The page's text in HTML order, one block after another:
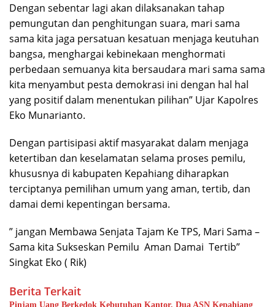
Dengan sebentar lagi akan dilaksanakan tahap
pemungutan dan penghitungan suara, mari sama
sama kita jaga persatuan kesatuan menjaga keutuhan
bangsa, menghargai kebinekaan menghormati
perbedaan semuanya kita bersaudara mari sama sama
kita menyambut pesta demokrasi ini dengan hal hal
yang positif dalam menentukan pilihan” Ujar Kapolres
Eko Munarianto.
Dengan partisipasi aktif masyarakat dalam menjaga
ketertiban dan keselamatan selama proses pemilu,
khususnya di kabupaten Kepahiang diharapkan
terciptanya pemilihan umum yang aman, tertib, dan
damai demi kepentingan bersama.
” jangan Membawa Senjata Tajam Ke TPS, Mari Sama –
Sama kita Sukseskan Pemilu Aman Damai Tertib”
Singkat Eko ( Rik)
Berita Terkait
Pinjam Uang Berkedok Kebutuhan Kantor, Dua ASN Kepahiang